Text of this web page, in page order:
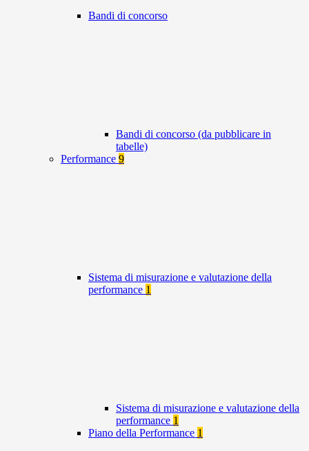
Bandi di concorso
Bandi di concorso (da pubblicare in
tabelle)
Performance 9
Sistema di misurazione e valutazione della
performance 1
Sistema di misurazione e valutazione della
performance 1
Piano della Performance 1